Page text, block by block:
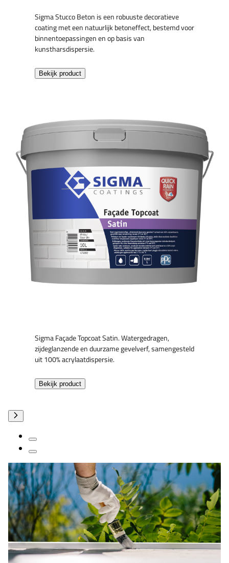
Sigma Stucco Beton is een robuuste decoratieve
coating met een natuurlijk betoneffect, bestemd voor
binnentoepassingen en op basis van
kunstharsdispersie.
Bekijk product
Sigma Façade Topcoat Satin. Watergedragen,
zijdeglanzende en duurzame gevelverf, samengesteld
uit 100% acrylaatdispersie.
Bekijk product